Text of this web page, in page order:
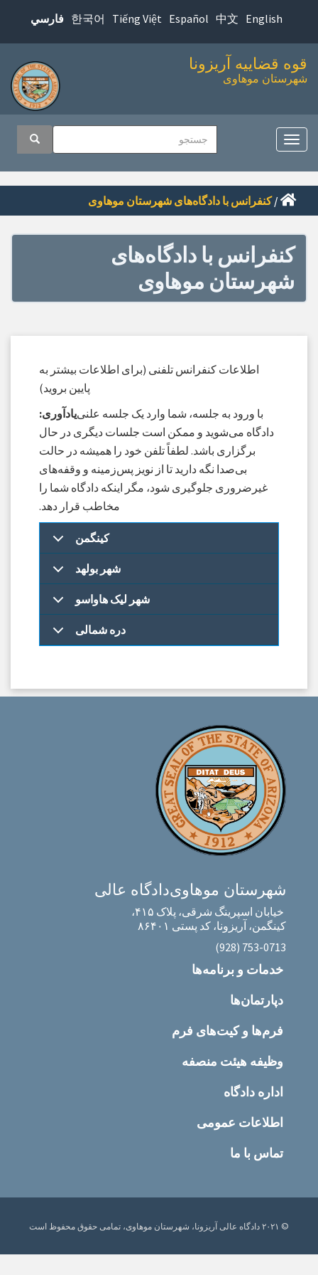
محتوای
اصلی
English
中文
Español
Tiếng Việt
한국어 فارسي
قوه قضاییه آریزونا
شهرستان موهاوی
جستجو
ناوبری
اصلی
تغییر
/کنفرانس با دادگاه‌های شهرستان موهاوی
کنفرانس با دادگاه‌های
شهرستان موهاوی
اطلاعات کنفرانس تلفنی (برای اطلاعات بیشتر به
پایین بروید)
یادآوری:با ورود به جلسه، شما وارد یک جلسه علنی
دادگاه می‌شوید و ممکن است جلسات دیگری در حال
برگزاری باشد. لطفاً تلفن خود را همیشه در حالت
بی‌صدا نگه دارید تا از نویز پس‌زمینه و وقفه‌های
غیرضروری جلوگیری شود، مگر اینکه دادگاه شما را
مخاطب قرار دهد.
کینگمن
شهر بولهد
شهر لیک هاواسو
دره شمالی
دادگاه عالیشهرستان موهاوی
خیابان اسپرینگ شرقی، پلاک ۴۱۵،
کینگمن، آریزونا، کد پستی ۸۶۴۰۱
‎(928) 753-0713‎
خدمات و برنامه‌ها
دپارتمان‌ها
فرم‌ها و کیت‌های فرم
وظیفه هیئت منصفه
اداره دادگاه
اطلاعات عمومی
تماس با ما
© ۲۰۲۱ دادگاه عالی آریزونا، شهرستان موهاوی، تمامی حقوق محفوظ است